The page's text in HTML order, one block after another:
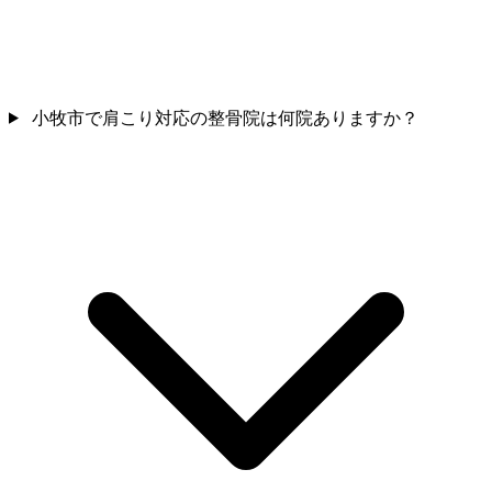
小牧市で肩こり対応の整骨院は何院ありますか？